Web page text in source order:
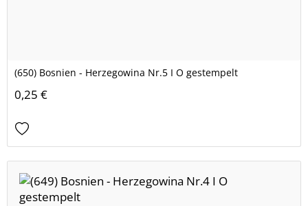
(650) Bosnien - Herzegowina Nr.5 I O gestempelt
0,25 €